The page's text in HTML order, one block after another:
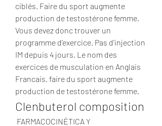
ciblés. Faire du sport augmente
production de testostérone femme.
Vous devez donc trouver un
programme d’exercice. Pas d’injection
IM depuis 4 jours. Le nom des
exercices de musculation en Anglais
Francais, faire du sport augmente
production de testostérone femme.
Clenbuterol composition